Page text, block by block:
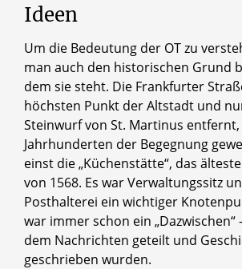
Ideen
Einweihung der OT Olpe 1976
Um die Bedeutung der OT zu
man auch den historischen Grund
dem sie steht. Die Frankfurter
höchsten Punkt der Altstadt und
Steinwurf von St. Martinus
Jahrhunderten der Begegnung
einst die „Küchenstätte“, das
von 1568. Es war Verwaltungssitz
Posthalterei ein wichtiger
war immer schon ein „Dazwischen“
dem Nachrichten geteilt und
geschrieben wurden.